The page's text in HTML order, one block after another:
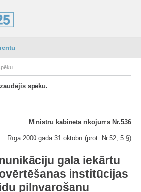
spēku.
Ministru kabineta rīkojums Nr.536
Rīgā 2000.gada 31.oktobrī (prot. Nr.52, 5.§)
gala iekārtu
institūcijas
pilnvarošanu